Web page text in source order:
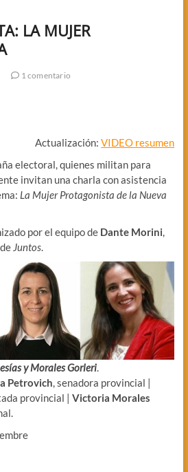
LA MUJER
1 comentario
Actualización:VIDEO resumen
electoral, quienes militan para
invitan una charla con asistencia
La Mujer Protagonista de la Nueva
por el equipo de Dante Morini
Juntos.
y Morales Gorleri.
Petrovich, senadora provincial |
provincial | Victoria Morales